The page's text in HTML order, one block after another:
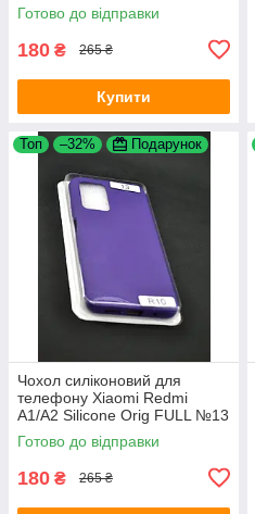
Dark green 4you
Готово до відправки
180 ₴ 265 ₴
Купити
Топ –32% Подарунок
Чохол силіконовий для
телефону Xiaomi Redmi
A1/A2 Silicone Orig FULL №13
violet 4you
Готово до відправки
180 ₴ 265 ₴